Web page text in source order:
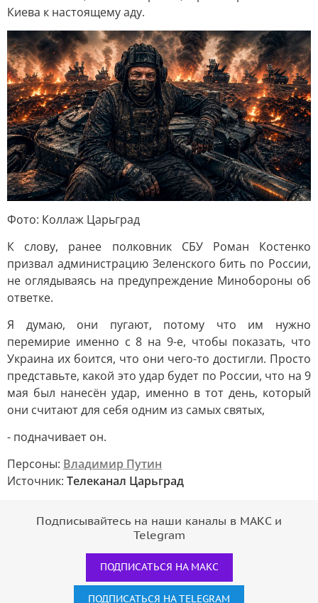
Киева к настоящему аду.
Фото: Коллаж Царьград
К слову, ранее полковник СБУ Роман Костенко
призвал администрацию Зеленского бить по России,
не оглядываясь на предупреждение Минобороны об
ответке.
Я думаю, они пугают, потому что им нужно
перемирие именно с 8 на 9-е, чтобы показать, что
Украина их боится, что они чего-то достигли. Просто
представьте, какой это удар будет по России, что на 9
мая был нанесён удар, именно в тот день, который
они считают для себя одним из самых святых,
- подначивает он.
Персоны: Владимир Путин
Источник: Телеканал Царьград
Подписывайтесь на наши каналы в МАКС и
Telegram
ПОДПИСАТЬСЯ НА МАКС
ПОДПИСАТЬСЯ НА TELEGRAM